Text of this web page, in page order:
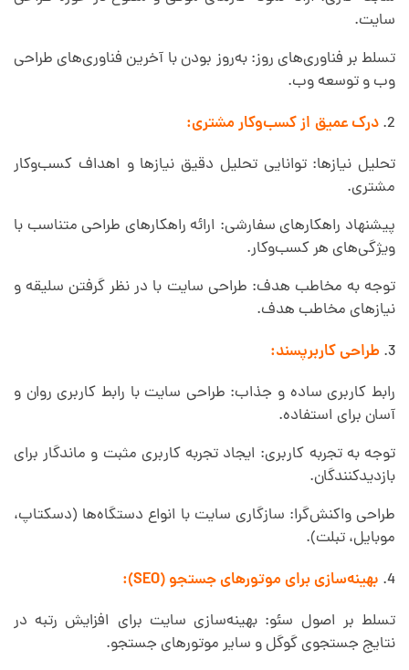
سایت.
تسلط بر فناوری‌های روز: به‌روز بودن با آخرین فناوری‌های طراحی
وب و توسعه وب.
درک عمیق از کسب‌وکار مشتری:
تحلیل نیازها: توانایی تحلیل دقیق نیازها و اهداف کسب‌وکار
مشتری.
پیشنهاد راهکارهای سفارشی: ارائه راهکارهای طراحی متناسب با
ویژگی‌های هر کسب‌وکار.
توجه به مخاطب هدف: طراحی سایت با در نظر گرفتن سلیقه و
نیازهای مخاطب هدف.
طراحی کاربرپسند:
رابط کاربری ساده و جذاب: طراحی سایت با رابط کاربری روان و
آسان برای استفاده.
توجه به تجربه کاربری: ایجاد تجربه کاربری مثبت و ماندگار برای
بازدیدکنندگان.
طراحی واکنش‌گرا: سازگاری سایت با انواع دستگاه‌ها (دسکتاپ،
موبایل، تبلت).
بهینه‌سازی برای موتورهای جستجو (SEO):
تسلط بر اصول سئو: بهینه‌سازی سایت برای افزایش رتبه در
نتایج جستجوی گوگل و سایر موتورهای جستجو.